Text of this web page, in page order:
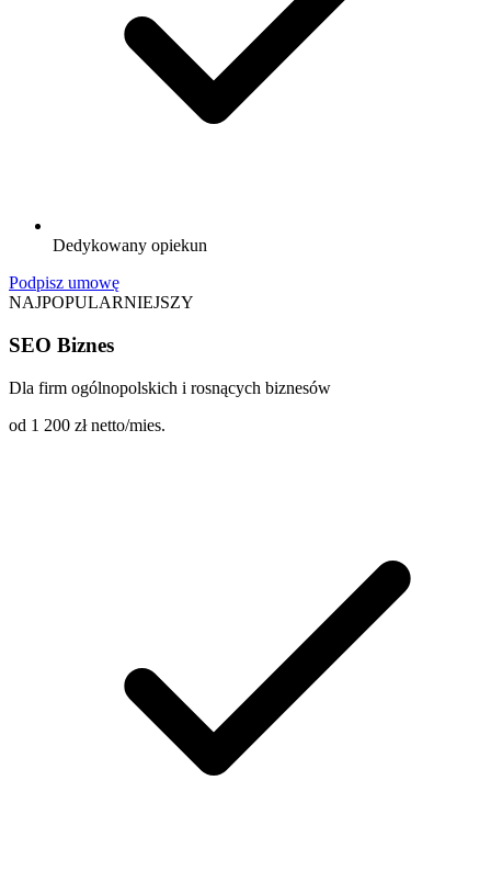
Dedykowany opiekun
Podpisz umowę
NAJPOPULARNIEJSZY
SEO Biznes
Dla firm ogólnopolskich i rosnących biznesów
od 1 200 zł netto/mies.